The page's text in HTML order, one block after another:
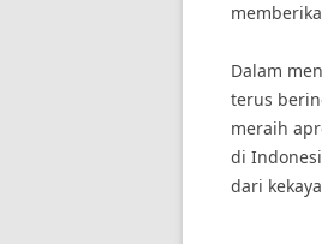
Dalam
terus
meraih
di
dari